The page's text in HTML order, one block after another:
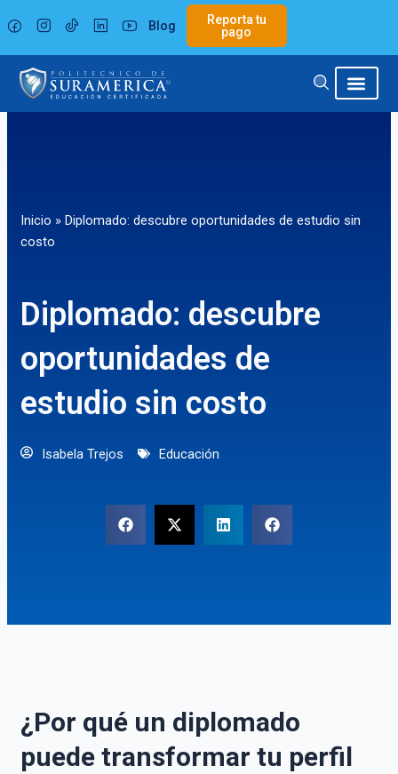
al
contenido
Blog
Reporta tu
pago
Inicio » Diplomado: descubre oportunidades de estudio sin
costo
Diplomado: descubre
oportunidades de
estudio sin costo
Isabela Trejos Educación
¿Por qué un diplomado
puede transformar tu perfil